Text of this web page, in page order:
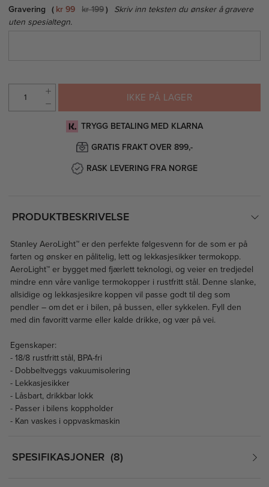
Gravering kr 99 kr 199
Skriv inn teksten du ønsker å gravere
uten spesialtegn.
IKKE PÅ LAGER
TRYGG BETALING MED KLARNA
GRATIS FRAKT OVER 899,-
RASK LEVERING FRA NORGE
PRODUKTBESKRIVELSE
Stanley AeroLight™ er den perfekte følgesvenn for de som er på
farten og ønsker en pålitelig, lett og lekkasjesikker termokopp.
AeroLight™ er bygget med fjærlett teknologi, og veier en tredjedel
mindre enn våre vanlige termokopper i rustfritt stål. Denne slanke,
allsidige og lekkasjesikre koppen vil passe godt til deg som
pendler – om det er i bilen, på bussen, eller sykkelen. Fyll den
med din favoritt varme eller kalde drikke, og vær på vei.
Egenskaper:
- 18/8 rustfritt stål, BPA-fri
- Dobbeltveggs vakuumisolering
- Lekkasjesikker
- Låsbart, drikkbar lokk
- Passer i bilens koppholder
- Kan vaskes i oppvaskmaskin
SPESIFIKASJONER 8